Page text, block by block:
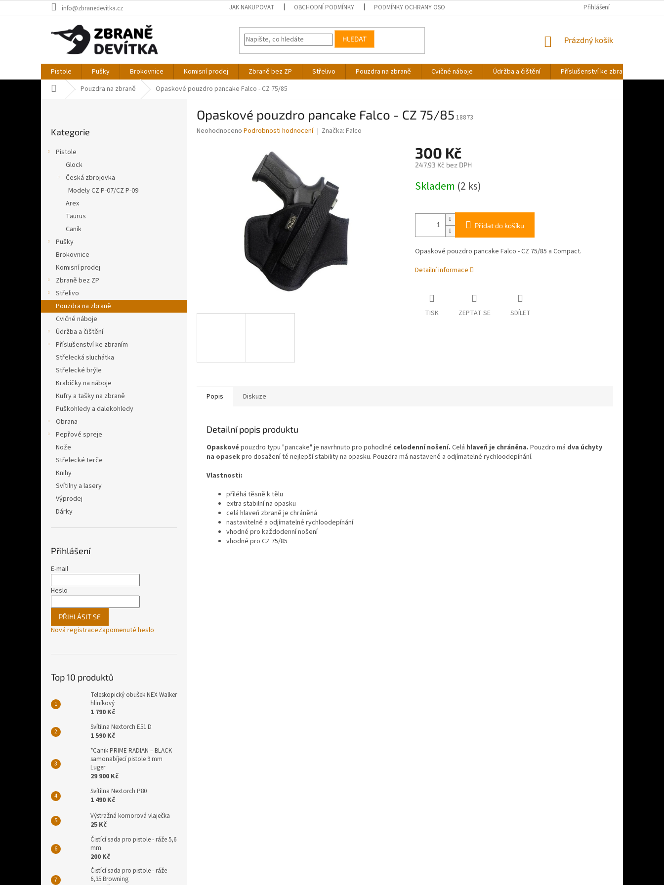
na
info@zbranedevitka.cz JAK NAKUPOVAT OBCHODNÍ PODMÍNKY PODMÍNKY OCHRANY OSOBNÍCH ÚDAJŮ Přihlášení
HLEDAT
NÁKUPNÍ
Prázdný košík
Pistole Pušky Brokovnice Komisní prodej Zbraně bez ZP Střelivo Pouzdra na zbraně Cvičné náboje Údržba a čištění Příslušenství ke zbraním
Domů Pouzdra na zbraně Opaskové pouzdro pancake Falco - CZ 75/85
kategorie
Kategorie
Pistole
Glock
Česká zbrojovka
Modely CZ P-07/CZ P-09
Arex
Taurus
Canik
Pušky
Brokovnice
Komisní prodej
Zbraně bez ZP
Střelivo
Pouzdra na zbraně
Cvičné náboje
Údržba a čištění
Příslušenství ke zbraním
Střelecká sluchátka
Střelecké brýle
Krabičky na náboje
Kufry a tašky na zbraně
Puškohledy a dalekohledy
Obrana
Pepřové spreje
Nože
Střelecké terče
Knihy
Svítilny a lasery
Výprodej
Dárky
Přihlášení
E-mail
Heslo
PŘIHLÁSIT SE
Nová registraceZapomenuté heslo
Top 10 produktů
Teleskopický obušek NEX Walker
hliníkový
1 790 Kč
Svítilna Nextorch E51 D
1 590 Kč
*Canik PRIME RADIAN – BLACK
samonabíjecí pistole 9 mm
Luger
29 900 Kč
Svítilna Nextorch P80
1 490 Kč
Výstražná komorová vlaječka
25 Kč
Čistící sada pro pistole - ráže 5,6
mm
200 Kč
Čistící sada pro pistole - ráže
6,35 Browning
Opaskové pouzdro pancake Falco - CZ 75/85 18873
Průměrné
Neohodnoceno Podrobnosti hodnocení Značka: Falco
300 Kč
247,93 Kč bez DPH
cena:
Skladem (2 ks)
Přidat do košíku
Opaskové pouzdro pancake Falco - CZ 75/85 a Compact.
Detailní informace
TISK ZEPTAT SE SDÍLET
Popis Diskuze
Detailní popis produktu
Opaskové pouzdro typu "pancake" je navrhnuto pro pohodlné celodenní nošení. Celá hlaveň je chráněna. Pouzdro má dva úchyty
na opasekpro dosažení té nejlepší stability na opasku. Pouzdra má nastavené a odjímatelné rychloodepínání.
Vlastnosti:
přiléhá těsně k tělu
extra stabilní na opasku
celá hlaveň zbraně je chráněná
nastavitelné a odjímatelné rychloodepínání
vhodné pro každodenní nošení
vhodné pro CZ 75/85